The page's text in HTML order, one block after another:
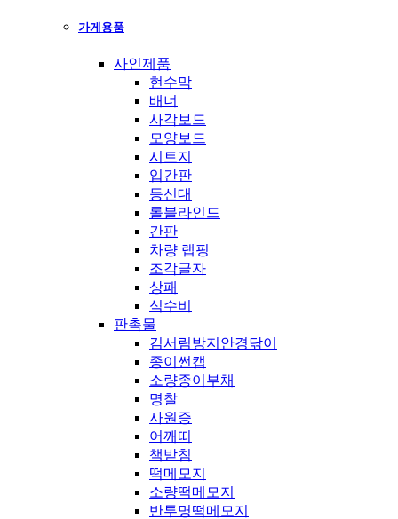
가게용품
사인제품
현수막
배너
사각보드
모양보드
시트지
입간판
등신대
롤블라인드
간판
차량 랩핑
조각글자
상패
식수비
판촉물
김서림방지안경닦이
종이썬캡
소량종이부채
명찰
사원증
어깨띠
책받침
떡메모지
소량떡메모지
반투명떡메모지